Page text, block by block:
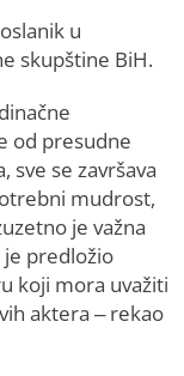
u
skupštine BiH.
od presudne
sve se završava
mudrost,
je važna
je predložio
koji mora uvažiti
aktera – rekao